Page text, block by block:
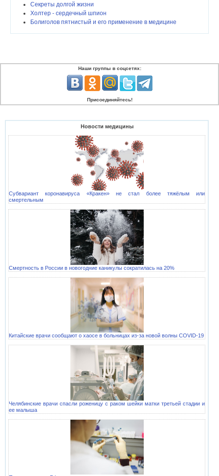
Секреты долгой жизни
Холтер - сердечный шпион
Болиголов пятнистый и его применение в медицине
Наши группы в соцсетях:
Присоединяйтесь!
Новости медицины
Субвариант коронавируса «Кракен» не стал более тяжёлым или
смертельным
Смертность в России в новогодние каникулы сократилась на 20%
Китайские врачи сообщают о хаосе в больницах из-за новой волны COVID-19
Челябинские врачи спасли роженицу с раком шейки матки третьей стадии и
ее малыша